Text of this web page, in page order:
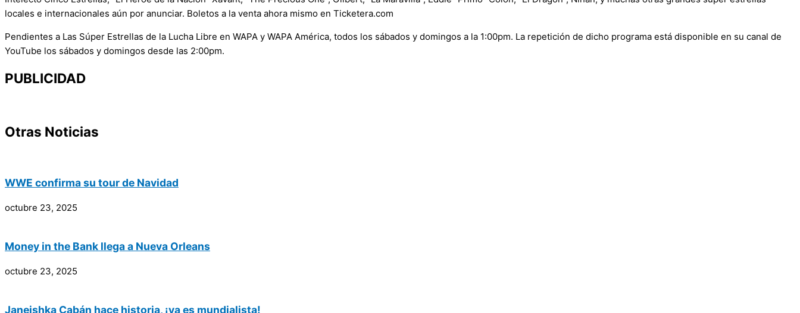
locales e internacionales aún por anunciar. Boletos a la venta ahora mismo en Ticketera.com
Pendientes a Las Súper Estrellas de la Lucha Libre en WAPA y WAPA América, todos los sábados y domingos a la 1:00pm. La repetición de dicho programa está disponible en su canal de
YouTube los sábados y domingos desde las 2:00pm.
PUBLICIDAD
Otras Noticias
WWE confirma su tour de Navidad
octubre 23, 2025
Money in the Bank llega a Nueva Orleans
octubre 23, 2025
Janeishka Cabán hace historia, ¡ya es mundialista!